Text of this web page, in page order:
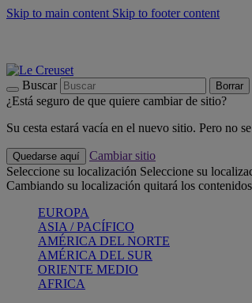
Skip to main content Skip to footer content
Buscar Borrar
¿Está seguro de que quiere cambiar de sitio?
Su cesta estará vacía en el nuevo sitio. Pero no
Quedarse aquí
Cambiar sitio
Seleccione su localización Seleccione su
Cambiando su localización quitará los
EUROPA
ASIA / PACÍFICO
AMÉRICA DEL NORTE
AMÉRICA DEL SUR
ORIENTE MEDIO
AFRICA